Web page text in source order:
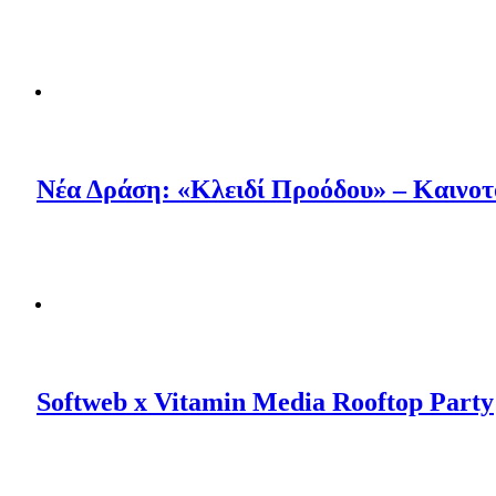
Νέα Δράση: «Κλειδί Προόδου» –
Softweb x Vitamin Media Rooftop Party